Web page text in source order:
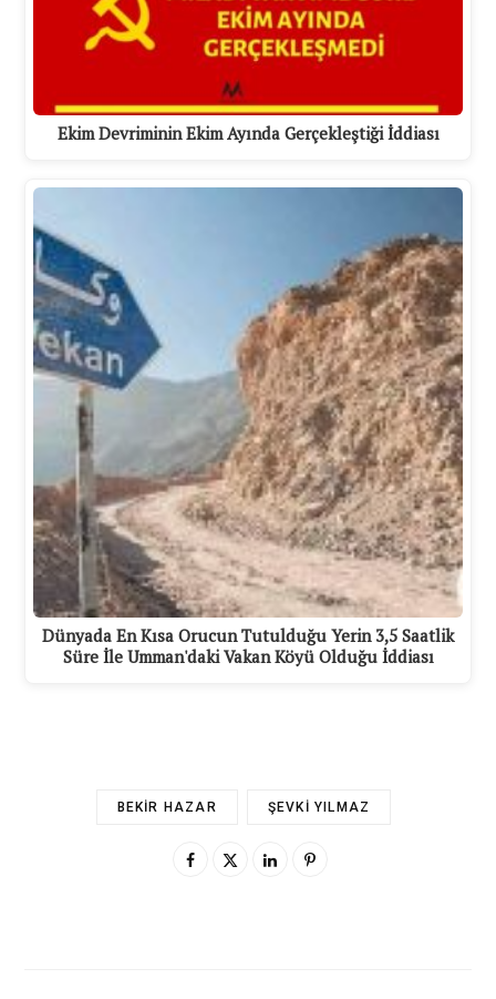
Ekim Devriminin Ekim Ayında Gerçekleştiği İddiası
Dünyada En Kısa Orucun Tutulduğu Yerin 3,5 Saatlik
Süre İle Umman'daki Vakan Köyü Olduğu İddiası
BEKIR HAZAR ŞEVKI YILMAZ